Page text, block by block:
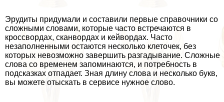
Эрудиты придумали и составили первые справочники со
сложными словами, которые часто встречаются в
кроссвордах, сканвордах и кейвордах. Часто
незаполненными остаются несколько клеточек, без
которых невозможно завершить разгадывание. Сложные
слова со временем запоминаются, и потребность в
подсказках отпадает. Зная длину слова и несколько букв,
вы можете отыскать в сервисе нужное слово.